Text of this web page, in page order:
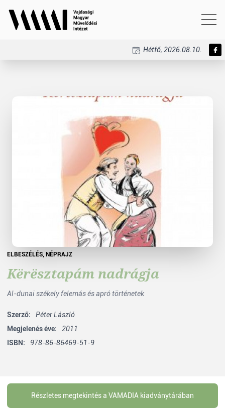
Hétfő, 2026.08.10.
ELBESZÉLÉS, NÉPRAJZ
Kërësztapám nadrágja
Al-dunai székely felemás és apró történetek
Szerző:
Péter László
Megjelenés éve:
2011
ISBN:
978-86-86469-51-9
Részletes megtekintés a VAMADIA kiadványtárában